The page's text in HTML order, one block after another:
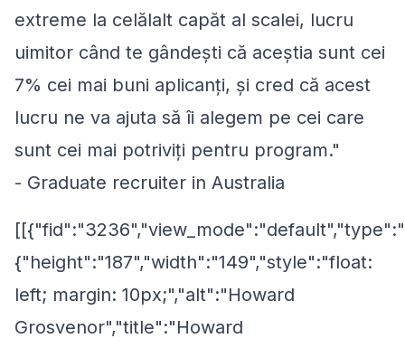
extreme la celălalt capăt al scalei, lucru
uimitor când te gândești că aceștia sunt cei
7% cei mai buni aplicanți, și cred că acest
lucru ne va ajuta să îi alegem pe cei care
sunt cei mai potriviți pentru program."
- Graduate recruiter in Australia
{"height":"187","width":"149","style":"float:
left; margin: 10px;","alt":"Howard
Grosvenor","title":"Howard